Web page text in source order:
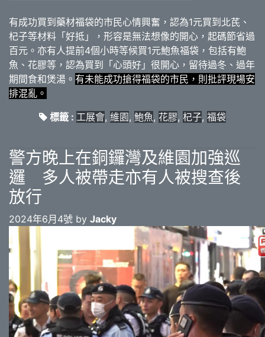
有成功買到藥材福袋的市民心情興奮，認為1元買到北芪、
杞子等材料「好抵」，形容是無法想像的開心，起碼節省過
百元。亦有人提前4個小時等候買1元鮑魚福袋，包括有鮑
魚、花膠等，認為買到「心頭好」很開心，留待過冬、過年
期間食和煲湯。 有未能成功搶得福袋的市民，則批評現場安
排混亂。
標籤 : 工展會, 維園, 鮑魚, 花膠, 杞子, 福袋
警方晚上在銅鑼灣及維園加強巡
邏 多人被帶走亦有人被搜查後
放行
2024年6月4號 by Jacky